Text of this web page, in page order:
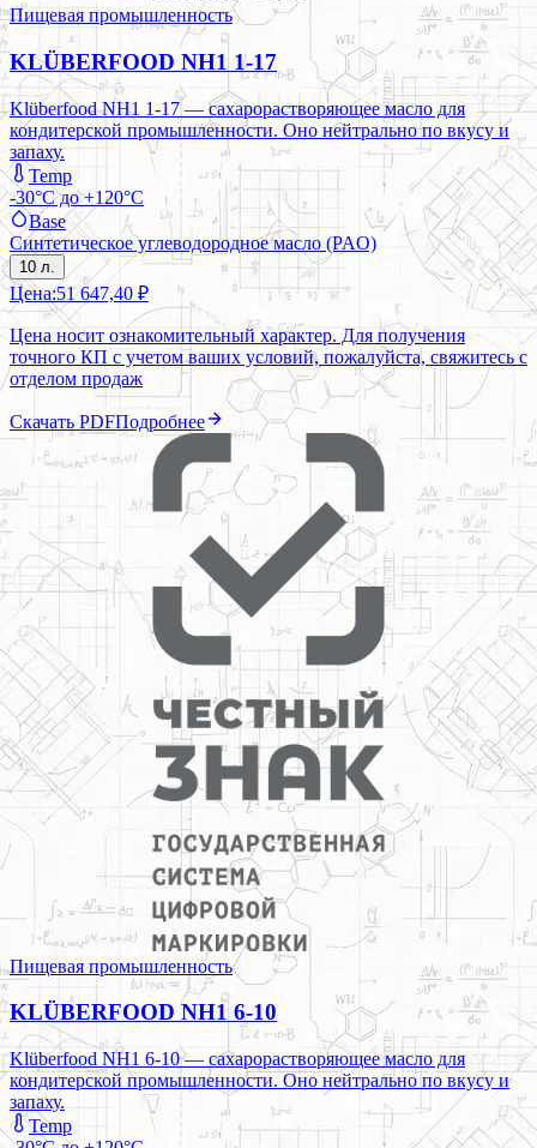
Пищевая промышленность
KLÜBERFOOD NH1 1-17
Klüberfood NH1 1-17 — сахарорастворяющее масло для
кондитерской промышленности. Оно нейтрально по вкусу и
запаху.
Temp
-30°C до +120°C
Base
Синтетическое углеводородное масло (PAO)
10 л.
Цена:51 647,40 ₽
Цена носит ознакомительный характер. Для получения
точного КП с учетом ваших условий, пожалуйста, свяжитесь с
отделом продаж
Скачать PDFПодробнее
Пищевая промышленность
KLÜBERFOOD NH1 6-10
Klüberfood NH1 6-10 — сахарорастворяющее масло для
кондитерской промышленности. Оно нейтрально по вкусу и
запаху.
Temp